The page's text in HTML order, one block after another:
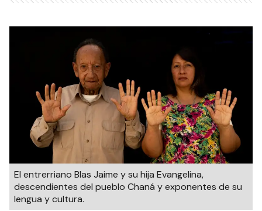
El entrerriano Blas Jaime y su hija Evangelina,
descendientes del pueblo Chaná y exponentes de su
lengua y cultura.